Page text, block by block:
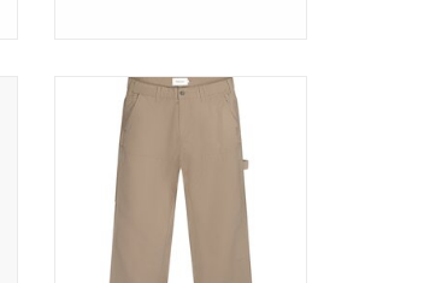
Straight Fit.
TOEVOEGEN AAN WINKELWAGEN